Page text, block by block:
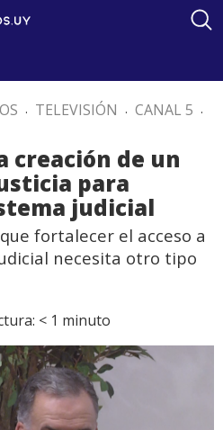
. TELEVISIÓN . CANAL 5 .
creación de un
para
judicial
fortalecer el acceso a
necesita otro tipo
< 1 minuto